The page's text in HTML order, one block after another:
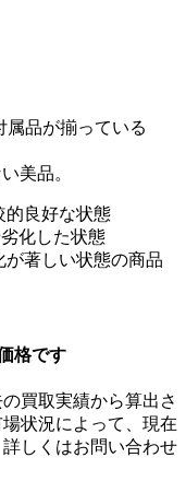
品が揃っている
美品。
的良好な状態
化した状態
著しい状態の商品
格です
買取実績から算出さ
状況によって、現在
しくはお問い合わせ